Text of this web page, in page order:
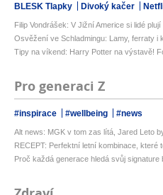
BLESK Tlapky Divoký kačer
Filip Vondrášek: V Jižní Americe si lidé plují
Osvěžení ve Schladmingu: Lamy, ferraty i
Tipy na víkend: Harry Potter na výstavě!
Pro generaci Z
#inspirace #wellbeing #news
Alt news: MGK v tom zas lítá, Jared Leto
RECEPT: Perfektní letní kombinace, které
Proč každá generace hledá svůj signature